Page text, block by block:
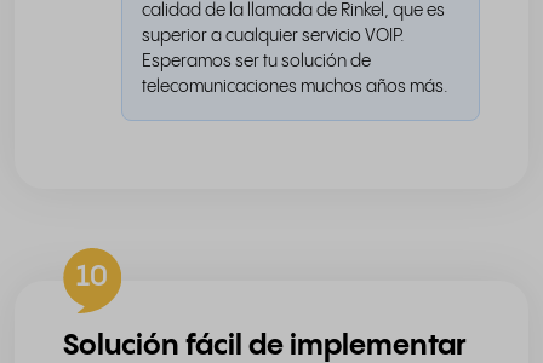
calidad de la llamada de Rinkel, que es
superior a cualquier servicio VOIP.
Esperamos ser tu solución de
telecomunicaciones muchos años más.
10
Solución fácil de implementar